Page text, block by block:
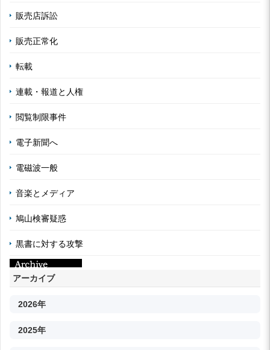
販売店訴訟
販売正常化
転載
連載・報道と人権
閲覧制限事件
電子新聞へ
電磁波一般
音楽とメディア
鳩山検審疑惑
黒書に対する攻撃
アーカイブ
2026年
2025年